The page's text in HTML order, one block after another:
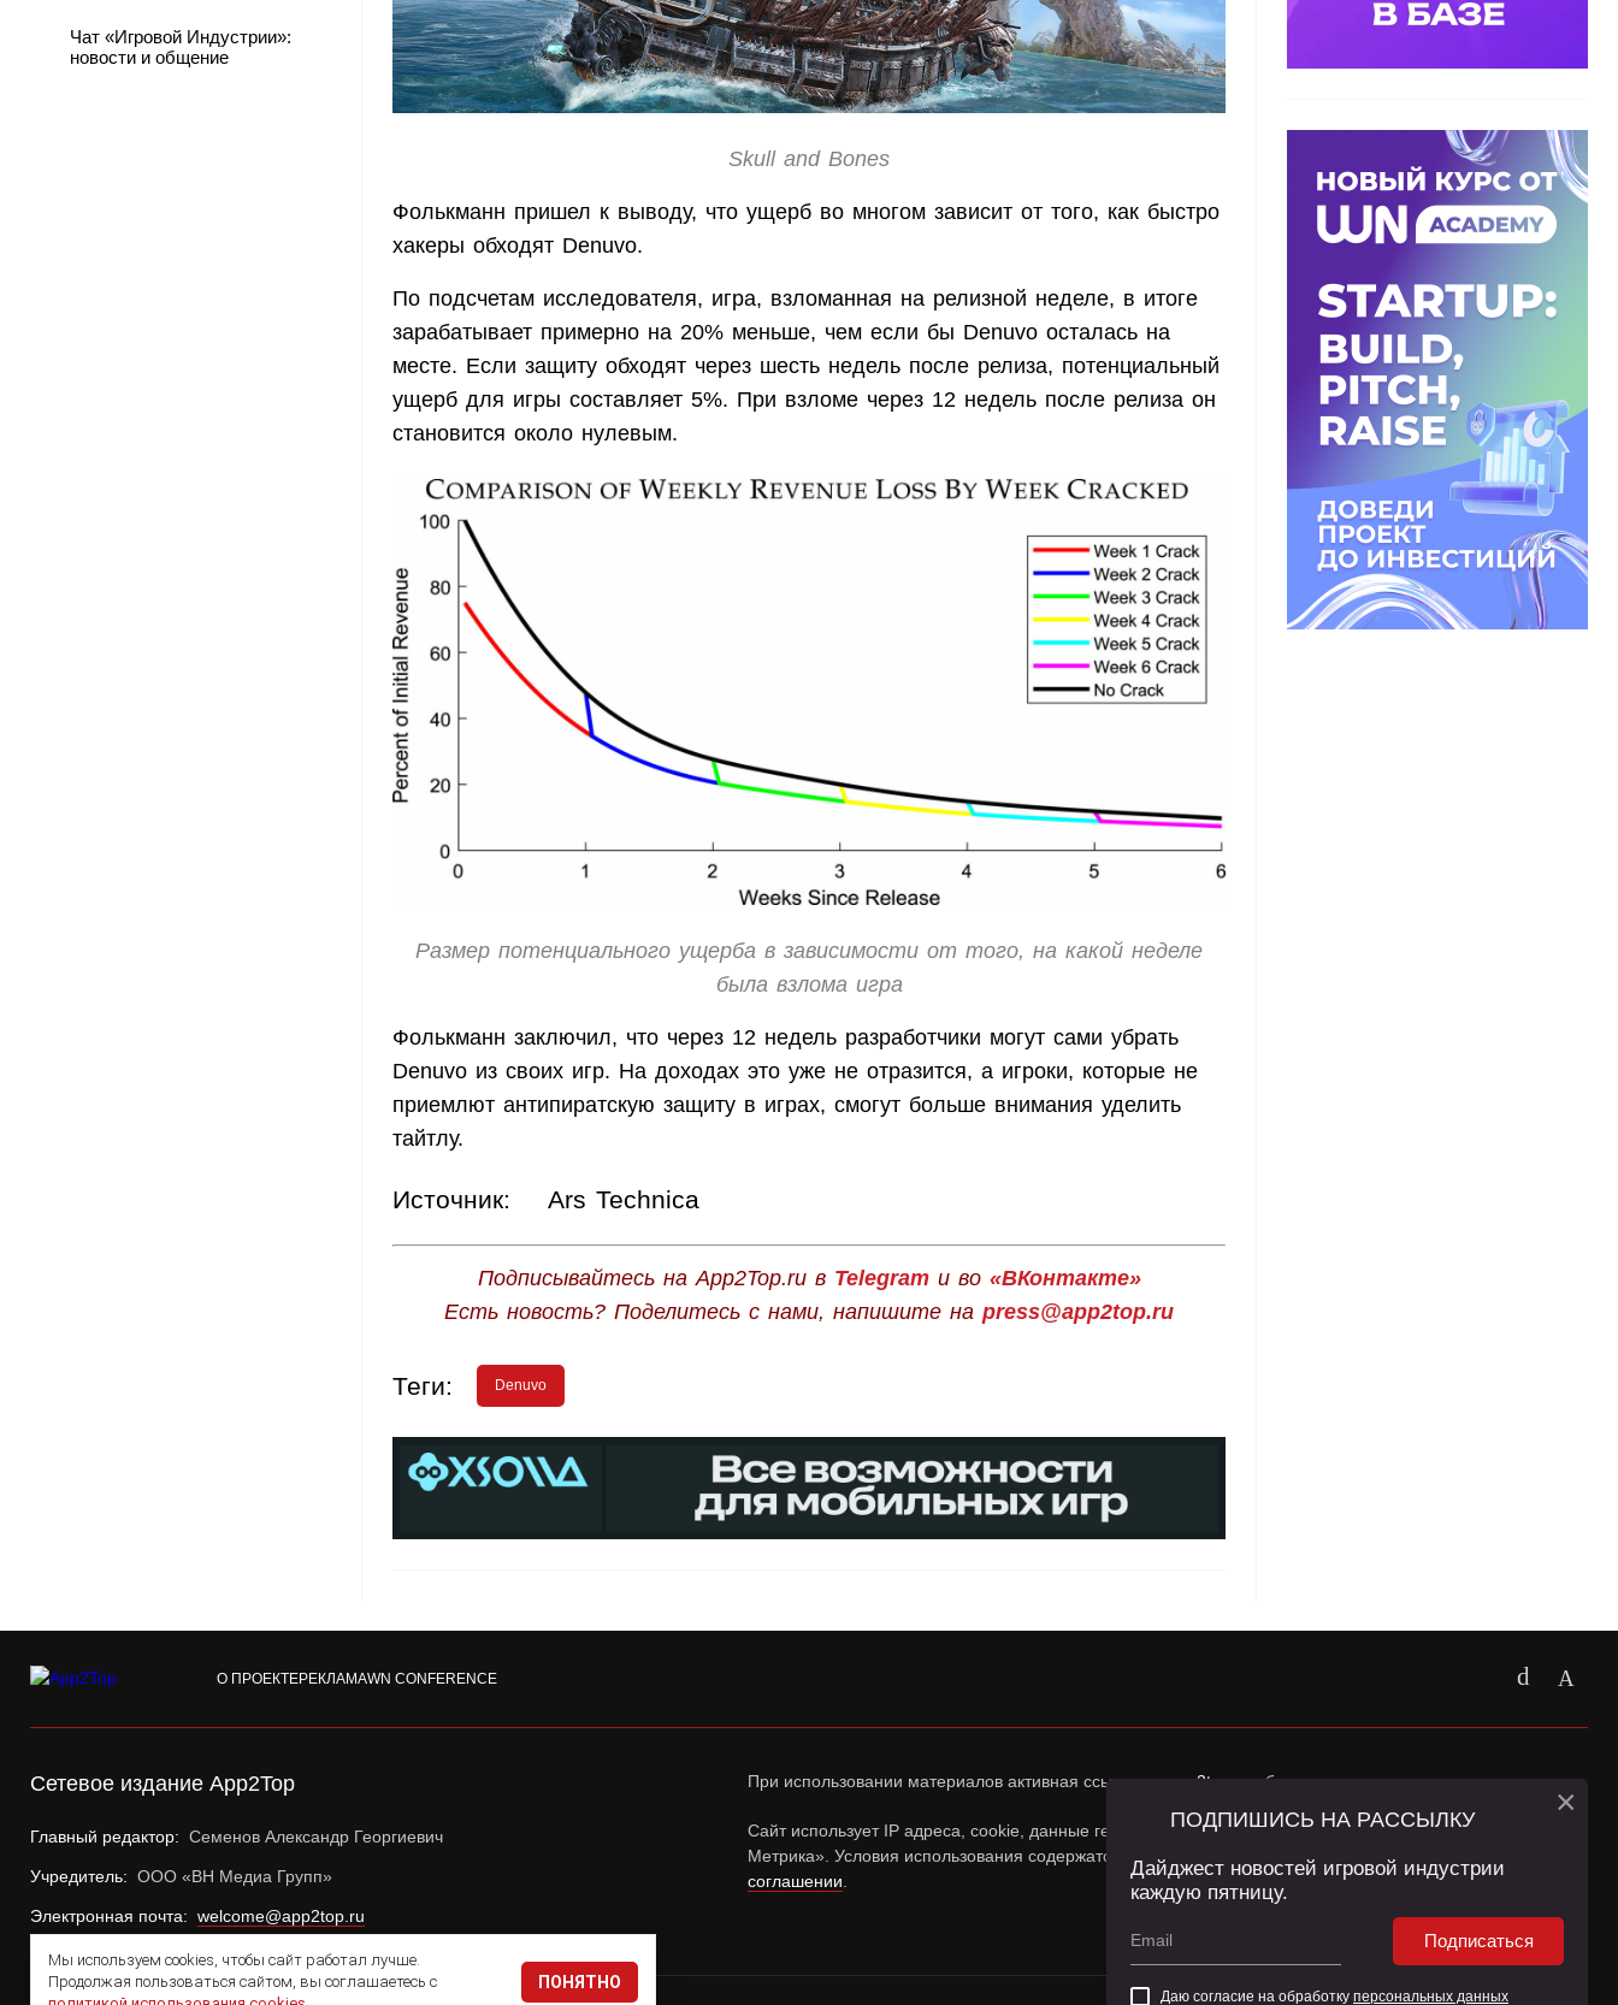
Чат «Игровой Индустрии»:
новости и общение
Skull and Bones
Фолькманн пришел к выводу, что ущерб во многом зависит от того, как быстро
хакеры обходят Denuvo.
По подсчетам исследователя, игра, взломанная на релизной неделе, в итоге
зарабатывает примерно на 20% меньше, чем если бы Denuvo осталась на
месте. Если защиту обходят через шесть недель после релиза, потенциальный
ущерб для игры составляет 5%. При взломе через 12 недель после релиза он
становится около нулевым.
Размер потенциального ущерба в зависимости от того, на какой неделе
была взлома игра
Фолькманн заключил, что через 12 недель разработчики могут сами убрать
Denuvo из своих игр. На доходах это уже не отразится, а игроки, которые не
приемлют антипиратскую защиту в играх, смогут больше внимания уделить
тайтлу.
Источник: Ars Technica
Подписывайтесь на App2Top.ru в Telegramи во «ВКонтакте»
Есть новость? Поделитесь с нами, напишите на press@app2top.ru
Теги: Denuvo
О ПРОЕКТЕРЕКЛАМАWN CONFERENCE
Сетевое издание App2Top
Главный редактор: Семенов Александр Георгиевич
Учредитель: ООО «ВН Медиа Групп»
Электронная почта: welcome@app2top.ru
При использовании материалов активная ссылка наapp2top.ruобязательна.
Сайт использует IP адреса, cookie, данные геолокации Пользователей сайта и сервис «Яндекс
Метрика». Условия использования содержатся в
Политике конфиденциальностии
соглашении
Мы используем cookies, чтобы сайт работал лучше.
Продолжая пользоваться сайтом, вы соглашаетесь с
ПОНЯТНО
ПОДПИШИСЬ НА РАССЫЛКУ
Дайджест новостей игровой индустрии
каждую пятницу.
Подписаться
Даю согласие на обработку персональных данных
×